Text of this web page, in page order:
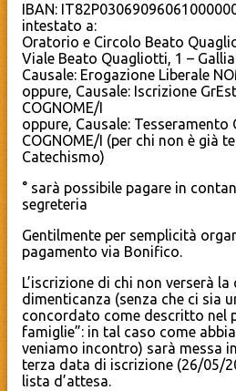
IBAN:
intestato a:
Oratorio e Circolo Beato
Viale Beato Quagliotti, 1 –
Causale: Erogazione Liberale
oppure, Causale: Iscrizione
COGNOME/I
oppure, Causale:
COGNOME/I (per chi non è già
Catechismo)
° sarà possibile pagare in
segreteria
Gentilmente per semplicità
pagamento via Bonifico.
L’iscrizione di chi non verserà
dimenticanza (senza che ci sia
concordato come descritto nel
famiglie”: in tal caso come
veniamo incontro) sarà messa
terza data di iscrizione (26/05/
lista d’attesa.